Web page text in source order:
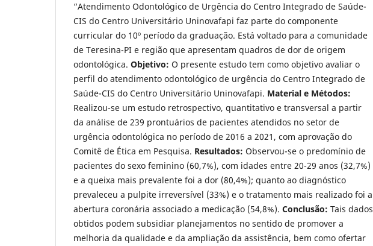
“Atendimento Odontológico de Urgência do Centro Integrado de Saúde-
CIS do Centro Universitário Uninovafapi faz parte do componente
curricular do 10º período da graduação. Está voltado para a comunidade
de Teresina-PI e região que apresentam quadros de dor de origem
odontológica. Objetivo: O presente estudo tem como objetivo avaliar o
perfil do atendimento odontológico de urgência do Centro Integrado de
Saúde-CIS do Centro Universitário Uninovafapi. Material e Métodos:
Realizou-se um estudo retrospectivo, quantitativo e transversal a partir
da análise de 239 prontuários de pacientes atendidos no setor de
urgência odontológica no período de 2016 a 2021, com aprovação do
Comitê de Ética em Pesquisa. Resultados: Observou-se o predomínio de
pacientes do sexo feminino (60,7%), com idades entre 20-29 anos (32,7%)
e a queixa mais prevalente foi a dor (80,4%); quanto ao diagnóstico
prevaleceu a pulpite irreversível (33%) e o tratamento mais realizado foi a
abertura coronária associado a medicação (54,8%). Conclusão: Tais dados
obtidos podem subsidiar planejamentos no sentido de promover a
melhoria da qualidade e da ampliação da assistência, bem como ofertar